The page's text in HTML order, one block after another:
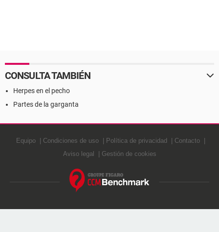
CONSULTA TAMBIÉN
Herpes en el pecho
Partes de la garganta
Equipo Condiciones de uso Política de privacidad
Contacto
Aviso legal
Gestión de cookies